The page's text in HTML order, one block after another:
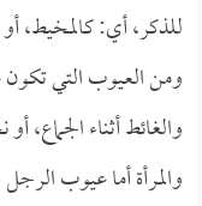
للذكر، أي: كالمخيط،
ومن العيوب التي تكون
والغائط أثناء
والمرأة أما عيوب